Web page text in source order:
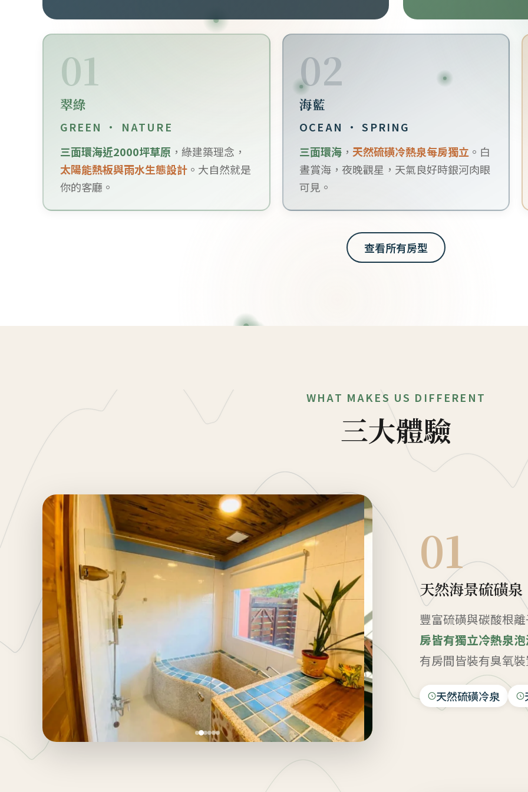
01
翠綠
GREEN · NATURE
三面環海近2000坪草原 ，綠建築理念，
太陽能熱板與雨水生態設計。大自然就是
你的客廳。
02
海藍
OCEAN · SPRING
三面環海 ， 天然硫磺冷熱泉每房獨立 。白
晝賞海，夜晚觀星，天氣良好時銀河肉眼
可見。
查看所有房型
WHAT MAKES US DIFFERENT
三大體驗
01
天然海景硫磺泉
豐富硫磺與碳酸根
房皆有獨立冷熱泉
有房間皆裝有臭氧
天然硫磺冷泉